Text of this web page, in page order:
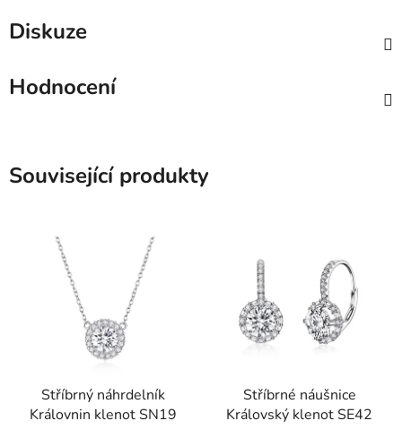
Diskuze
Hodnocení
Související produkty
Stříbrný náhrdelník
Královnin klenot SN19
Stříbrné náušnice
Královský klenot SE42